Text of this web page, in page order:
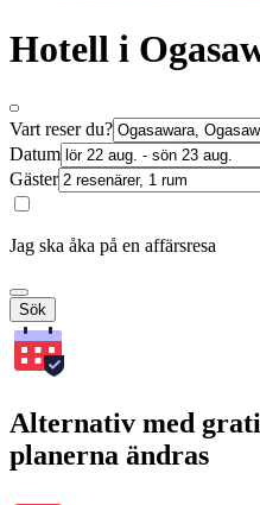
Hotell i
Vart reser du?
Datum
Gäster
Jag ska åka på en affärsresa
Sök
Alternativ med
planerna ändras